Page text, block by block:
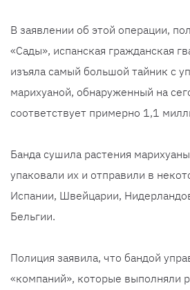
В заявлении об этой операции,
«Сады», испанская гражданская
изъяла самый большой тайник с
марихуаной, обнаруженный на
соответствует примерно 1,1
Банда сушила растения
упаковали их и отправили в
Испании, Швейцарии,
Бельгии.
Полиция заявила, что бандой
«компаний», которые выполняли